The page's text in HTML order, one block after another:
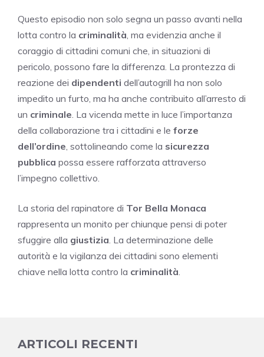
Questo episodio non solo segna un passo avanti nella
lotta contro la criminalità, ma evidenzia anche il
coraggio di cittadini comuni che, in situazioni di
pericolo, possono fare la differenza. La prontezza di
reazione dei dipendenti dell’autogrill ha non solo
impedito un furto, ma ha anche contribuito all’arresto di
un criminale. La vicenda mette in luce l’importanza
della collaborazione tra i cittadini e le forze
dell’ordine, sottolineando come la sicurezza
pubblica possa essere rafforzata attraverso
l’impegno collettivo.
La storia del rapinatore di Tor Bella Monaca
rappresenta un monito per chiunque pensi di poter
sfuggire alla giustizia. La determinazione delle
autorità e la vigilanza dei cittadini sono elementi
chiave nella lotta contro la criminalità.
ARTICOLI RECENTI